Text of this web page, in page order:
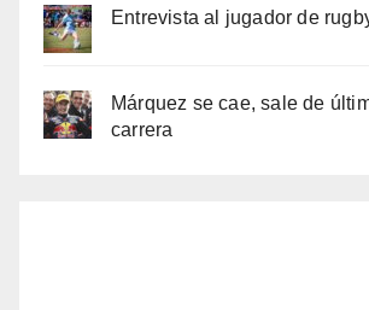
Entrevista al jugador de
Márquez se cae, sale de
carrera